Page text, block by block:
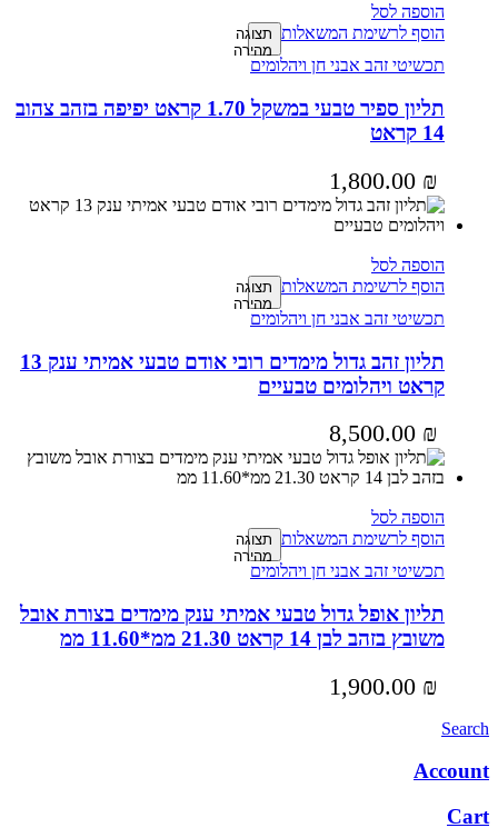
הוספה לסל
הוסף לרשימת המשאלות תצוגה
מהירה
תכשיטי זהב אבני חן ויהלומים
תליון ספיר טבעי במשקל 1.70 קראט יפיפה בזהב צהוב
14 קראט
1,800.00 ₪
הוספה לסל
הוסף לרשימת המשאלות תצוגה
מהירה
תכשיטי זהב אבני חן ויהלומים
תליון זהב גדול מימדים רובי אודם טבעי אמיתי ענק 13
קראט ויהלומים טבעיים
8,500.00 ₪
הוספה לסל
הוסף לרשימת המשאלות תצוגה
מהירה
תכשיטי זהב אבני חן ויהלומים
תליון אופל גדול טבעי אמיתי ענק מימדים בצורת אובל
משובץ בזהב לבן 14 קראט 21.30 ממ*11.60 ממ
1,900.00 ₪
Search
Account
Cart